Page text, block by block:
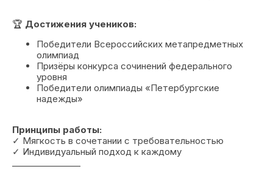
🏆 Достижения учеников:
Победители Всероссийских метапредметных
олимпиад
Призёры конкурса сочинений федерального
уровня
Победители олимпиады «Петербургские
надежды»
Принципы работы:
✓ Мягкость в сочетании с требовательностью
✓ Индивидуальный подход к каждому